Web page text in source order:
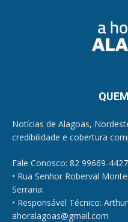
Notícias de Alagoas,
credibilidade e cobertura
Fale Conosco: 82 99669-4427
• Rua Senhor Roberval
Serraria.
• Responsável Técnico:
ahoralagoas@gmail.com